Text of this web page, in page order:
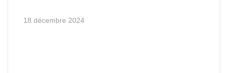
18 décembre 2024